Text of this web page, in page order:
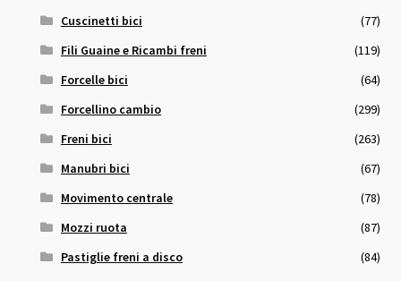
Cuscinetti bici
(77)
Fili Guaine e Ricambi freni
(119)
Forcelle bici
(64)
Forcellino cambio
(299)
Freni bici
(263)
Manubri bici
(67)
Movimento centrale
(78)
Mozzi ruota
(87)
Pastiglie freni a disco
(84)